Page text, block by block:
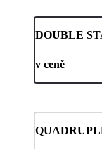
DOUBLE
v ceně